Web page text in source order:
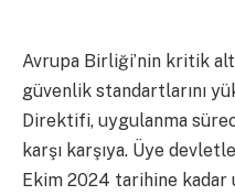
Avrupa Birliği’nin kritik
güvenlik standartlarını
Direktifi, uygulanma
karşı karşıya. Üye
Ekim 2024 tarihine kadar